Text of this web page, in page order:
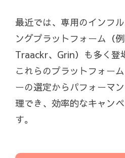
最近では、専用のインフ
ングプラットフォーム（例
Traackr、Grin）も多く登
これらのプラットフォー
ーの選定からパフォーマ
理でき、効率的なキャン
す。